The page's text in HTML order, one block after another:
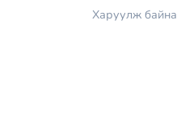
Харуулж байна